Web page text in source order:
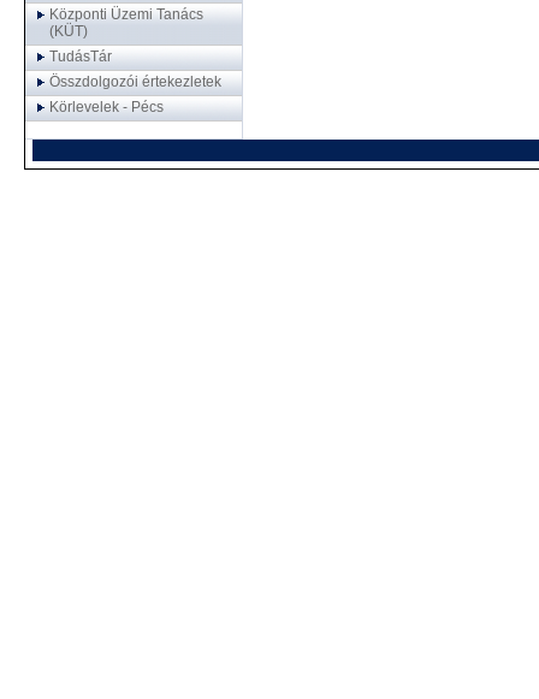
Központi Üzemi Tanács
(KÜT)
TudásTár
Összdolgozói értekezletek
Körlevelek - Pécs